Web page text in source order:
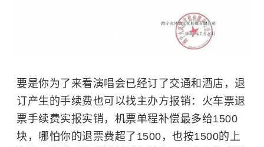
要是你为了来看演唱会已经订了交通和酒店，退
订产生的手续费也可以找主办方报销：火车票退
票手续费实报实销，机票单程补偿最多给1500
块，哪怕你的退票费超了1500，也按1500的上